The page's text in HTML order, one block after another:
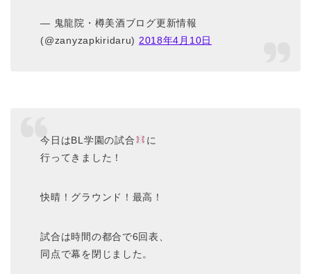
— 鬼龍院・樽美酒ブログ更新情報
(@zanyzapkiridaru) 2018年4月10日
今日はBL学園の試合
に
行ってきました！
快晴！グラウンド！最高！
試合は時間の都合で6回表、
同点で幕を閉じました。